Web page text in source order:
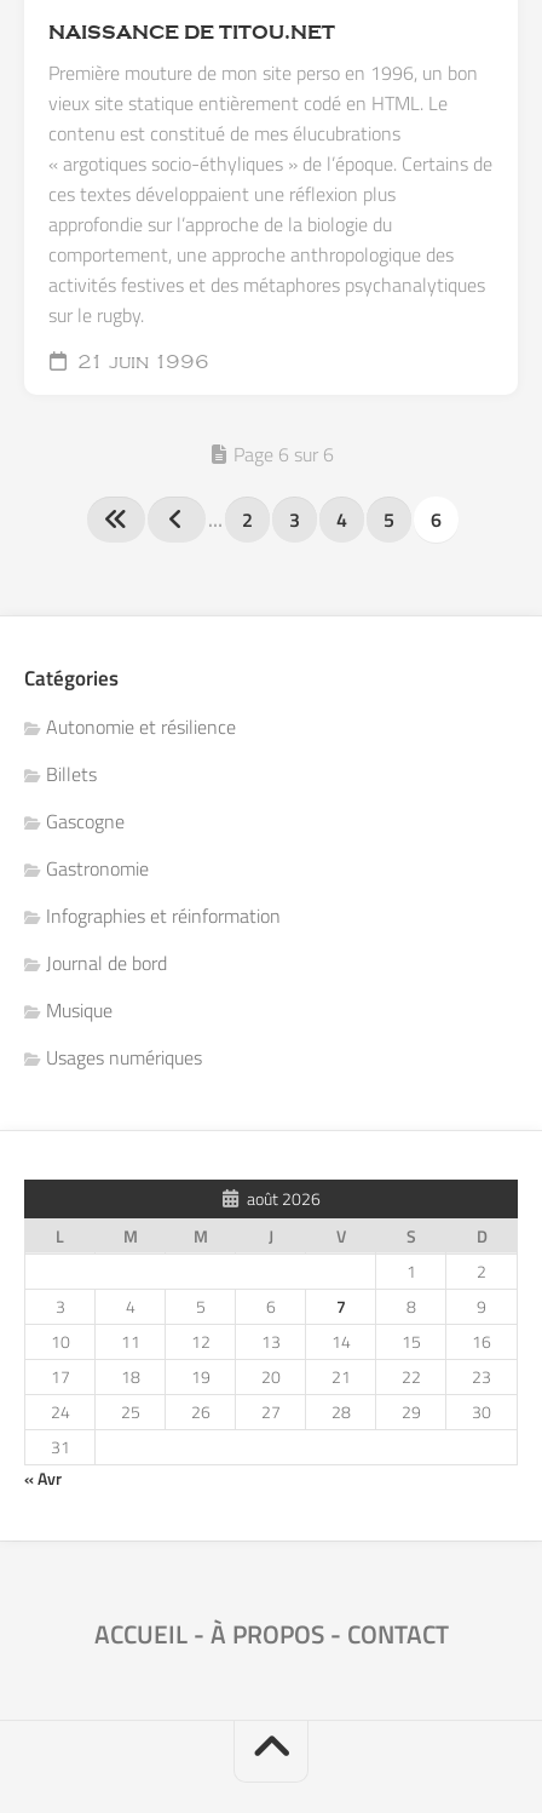
NAISSANCE DE TITOU.NET
Première mouture de mon site perso en 1996, un bon
vieux site statique entièrement codé en HTML. Le
contenu est constitué de mes élucubrations
« argotiques socio-éthyliques » de l’époque. Certains de
ces textes développaient une réflexion plus
approfondie sur l’approche de la biologie du
comportement, une approche anthropologique des
activités festives et des métaphores psychanalytiques
sur le rugby.
21 juin 1996
Page 6 sur 6
… 2 3 4 5 6
Catégories
Autonomie et résilience
Billets
Gascogne
Gastronomie
Infographies et réinformation
Journal de bord
Musique
Usages numériques
août 2026
L
M M J V S
D
1
2
3
4 5 6 7 8
9
10
11 12 13 14 15
16
17
18 19 20 21 22
23
24
25 26 27 28 29
30
31
« Avr
ACCUEIL-À PROPOS- CONTACT